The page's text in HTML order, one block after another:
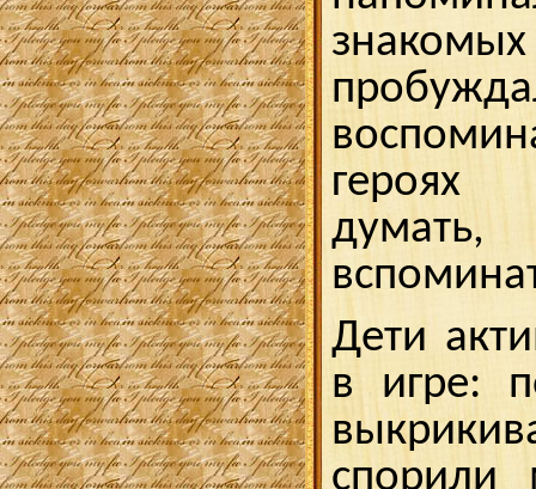
героях
Дети
в игре: